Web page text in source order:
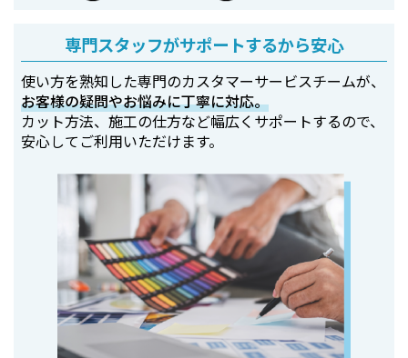
専門スタッフがサポートするから安心
使い方を熟知した専門のカスタマーサービスチームが、
お客様の疑問やお悩みに丁寧に対応。
カット方法、施工の仕方など幅広くサポートするので、
安心してご利用いただけます。